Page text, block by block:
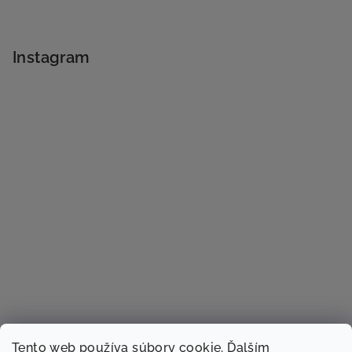
Tento web používa súbory cookie. Ďalším
Instagram